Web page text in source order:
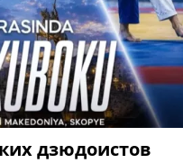
дзюдоистов